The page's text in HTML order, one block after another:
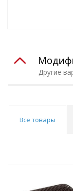
Другие
Все товары